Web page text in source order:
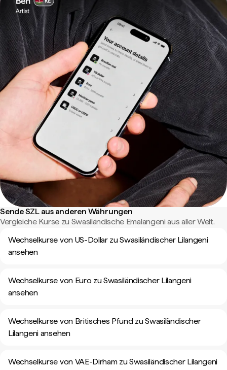
Sende SZL aus anderen Währungen
Vergleiche Kurse zu Swasiländische Emalangeni aus aller Welt.
Wechselkurse von US-Dollar zu Swasiländischer Lilangeni
ansehen
Wechselkurse von Euro zu Swasiländischer Lilangeni
ansehen
Wechselkurse von Britisches Pfund zu Swasiländischer
Lilangeni ansehen
Wechselkurse von VAE-Dirham zu Swasiländischer Lilangeni